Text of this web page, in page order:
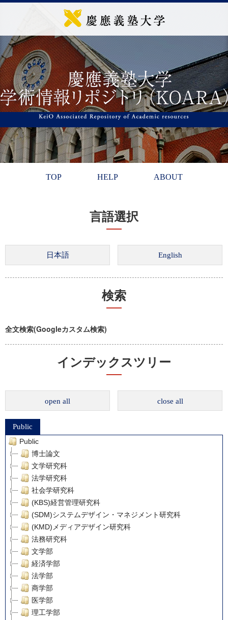
TOP HELP ABOUT
言語選択
検索
全文検索(Googleカスタム検索)
インデックスツリー
open all close all
Public
Public
博士論文
文学研究科
法学研究科
社会学研究科
(KBS)経営管理研究科
(SDM)システムデザイン・マネジメント研究科
(KMD)メディアデザイン研究科
法務研究科
文学部
経済学部
法学部
商学部
医学部
理工学部